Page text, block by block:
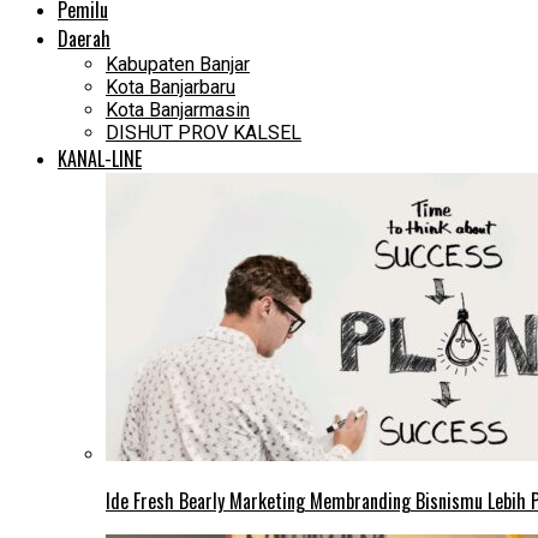
Pemilu
Daerah
Kabupaten Banjar
Kota Banjarbaru
Kota Banjarmasin
DISHUT PROV KALSEL
KANAL-LINE
Ide Fresh Bearly Marketing Membranding Bisnismu Lebih